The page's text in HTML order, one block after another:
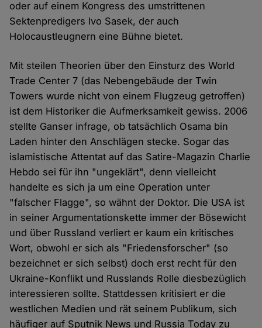
oder auf einem Kongress des umstrittenen
Sektenpredigers Ivo Sasek, der auch
Holocaustleugnern eine Bühne bietet.
Mit steilen Theorien über den Einsturz des World
Trade Center 7 (das Nebengebäude der Twin
Towers wurde nicht von einem Flugzeug getroffen)
ist dem Historiker die Aufmerksamkeit gewiss. 2006
stellte Ganser infrage, ob tatsächlich Osama bin
Laden hinter den Anschlägen stecke. Sogar das
islamistische Attentat auf das Satire-Magazin Charlie
Hebdo sei für ihn "ungeklärt", denn vielleicht
handelte es sich ja um eine Operation unter
"falscher Flagge", so wähnt der Doktor. Die USA ist
in seiner Argumentationskette immer der Bösewicht
und über Russland verliert er kaum ein kritisches
Wort, obwohl er sich als "Friedensforscher" (so
bezeichnet er sich selbst) doch erst recht für den
Ukraine-Konflikt und Russlands Rolle diesbezüglich
interessieren sollte. Stattdessen kritisiert er die
westlichen Medien und rät seinem Publikum, sich
häufiger auf Sputnik News und Russia Today zu